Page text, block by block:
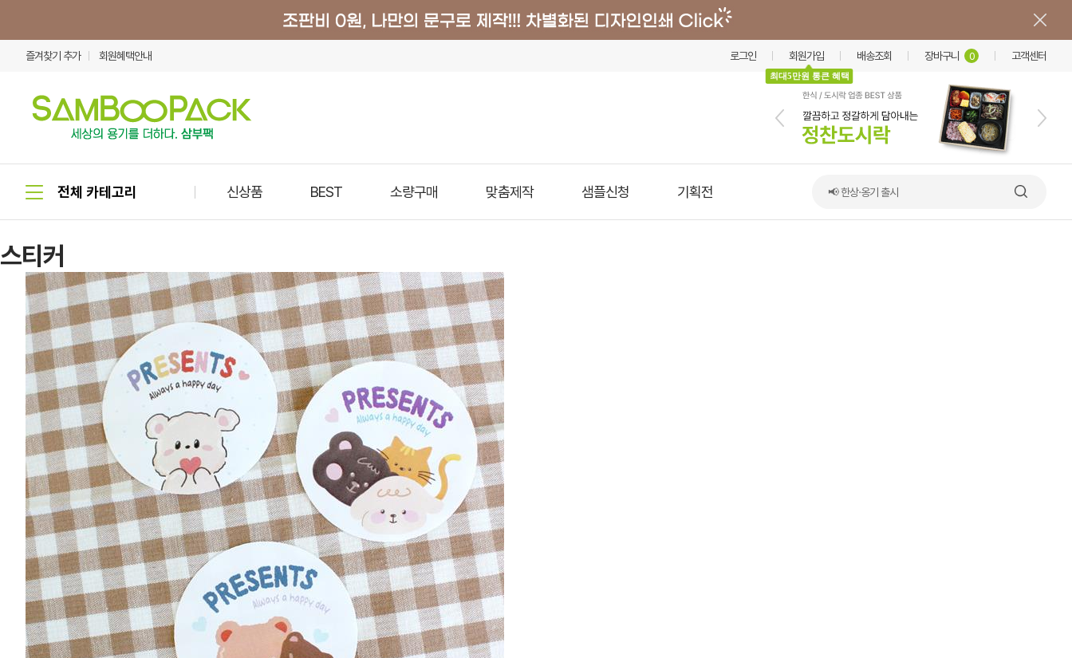
즐겨찾기 추가 회원혜택안내 로그인 회원가입
최대5만원 통큰 혜택
배송조회 장바구니 0 고객센터
신상품 BEST 소량구매 맞춤제작 샘플신청 기획전 📢 한상·옹기 출시
스티커